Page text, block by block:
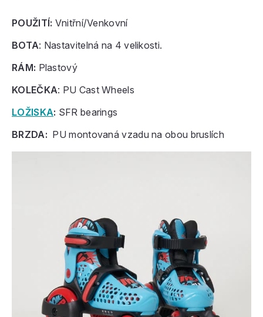
POUŽITÍ: Vnitřní/Venkovní
BOTA: Nastavitelná na 4 velikosti.
RÁM: Plastový
KOLEČKA: PU Cast Wheels
LOŽISKA: SFR bearings
BRZDA: PU montovaná vzadu na obou bruslích